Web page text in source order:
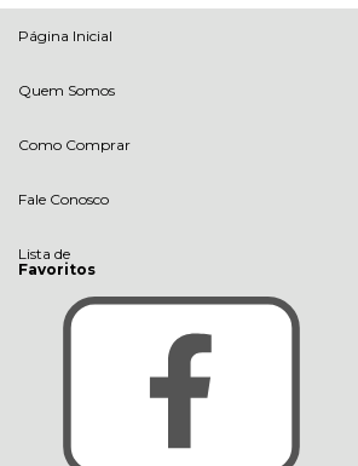
Página Inicial
Quem Somos
Como Comprar
Fale Conosco
Lista de
Favoritos